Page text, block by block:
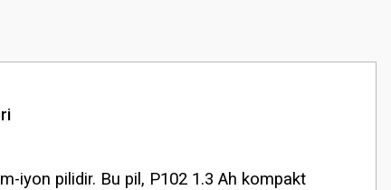
iyon pilidir. Bu pil, P102 1.3 Ah kompakt